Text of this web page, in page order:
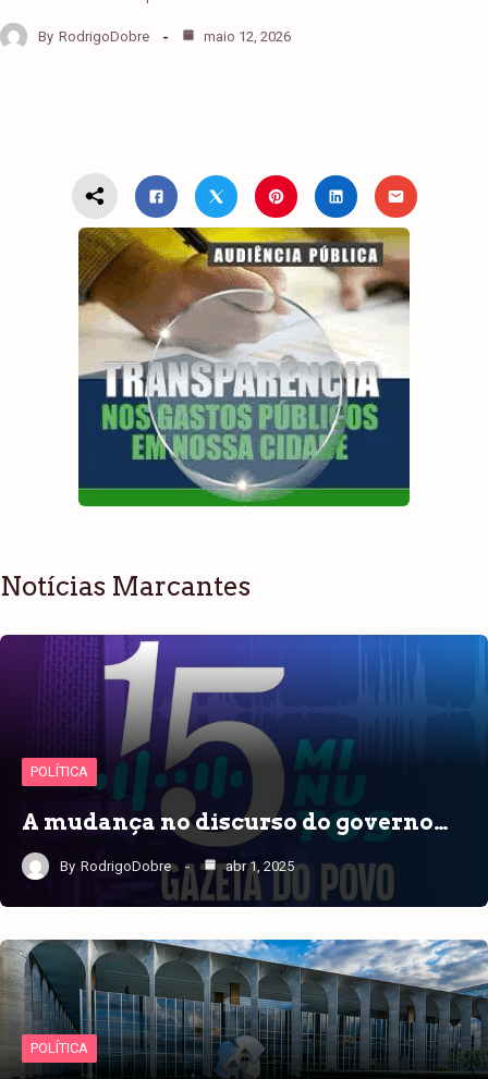
By RodrigoDobre maio 12, 2026
Notícias Marcantes
POLÍTICA
A mudança no discurso do governo…
By RodrigoDobre abr 1, 2025
POLÍTICA